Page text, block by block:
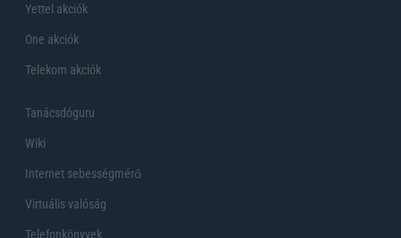
Yettel akciók
One akciók
Telekom akciók
Tanácsdóguru
Wiki
Internet sebességmérő
Virtuális valóság
Telefonkönyvek